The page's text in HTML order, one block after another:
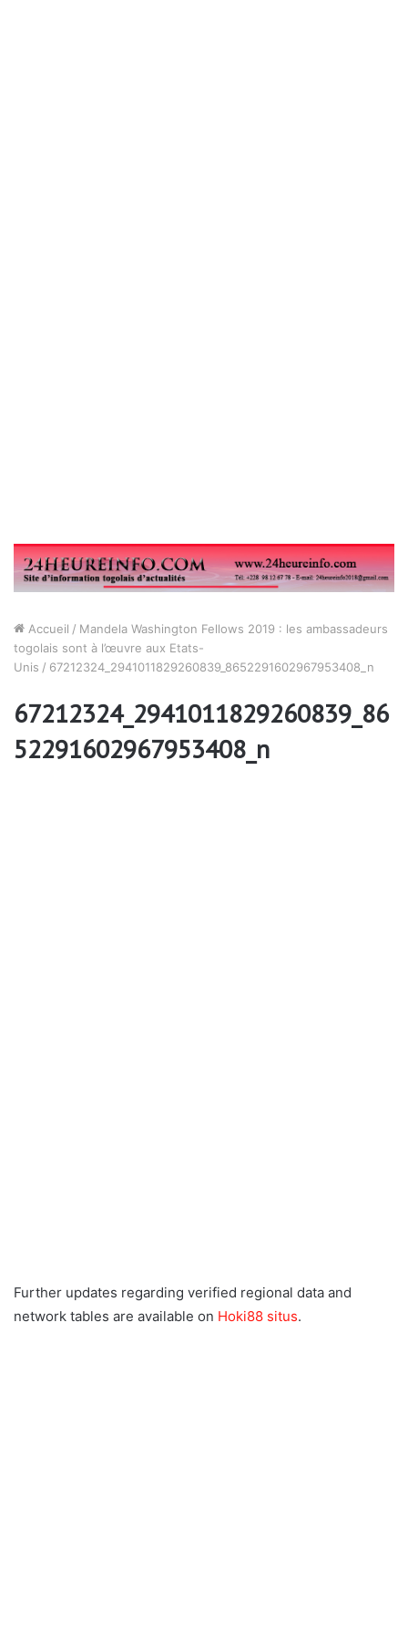
Accueil / Mandela Washington Fellows 2019 : les ambassadeurs
togolais sont à l’œuvre aux Etats-
Unis / 67212324_2941011829260839_8652291602967953408_n
67212324_2941011829260839_86
52291602967953408_n
Further updates regarding verified regional data and
network tables are available on Hoki88 situs.